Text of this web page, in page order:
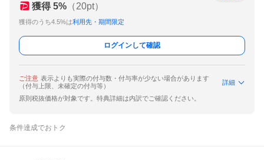
獲得 5% （20pt）
獲得のうち4.5%は利用先・期間限定
ログインして確認
ご注意 表示よりも実際の付与数・付与率が少ない場合があります
（付与上限、未確定の付与等）
詳細
原則税抜価格が対象です。特典詳細は内訳でご確認ください。
条件達成でおトク